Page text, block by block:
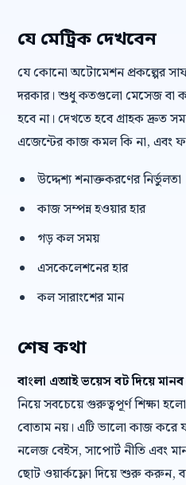
যে মেট্রিক দেখবেন
যে কোনো অটোমেশন প্রকল্পের
দরকার। শুধু কতগুলো মেসেজ বা
হবে না। দেখতে হবে গ্রাহক দ্রুত
এজেন্টের কাজ কমল কি না, এবং
উদ্দেশ্য শনাক্তকরণের নির্ভুলতা
কাজ সম্পন্ন হওয়ার হার
গড় কল সময়
এসকেলেশনের হার
কল সারাংশের মান
শেষ কথা
বাংলা এআই ভয়েস বট দিয়ে মানব
নিয়ে সবচেয়ে গুরুত্বপূর্ণ শিক্ষা
বোতাম নয়। এটি ভালো কাজ করে
নলেজ বেইস, সাপোর্ট নীতি এবং
ছোট ওয়ার্কফ্লো দিয়ে শুরু করুন,